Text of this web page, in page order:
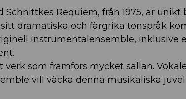
Schnittkes Requiem, från 1975, är
dramatiska och färgrika tonspråk
instrumentalensemble, inklusive
verk som framförs mycket sällan.
vill väcka denna musikaliska